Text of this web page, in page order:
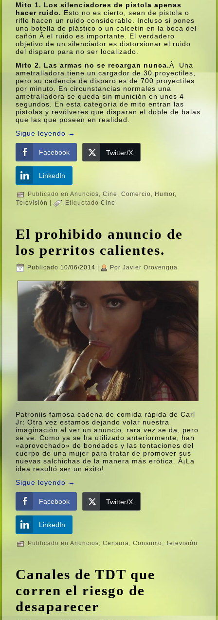
Mito 1. Los silenciadores de pistola apenas
hacer ruido. Esto no es cierto, sean de pistola o
rifle hacen un ruido considerable. Incluso si pones
una botella de plástico o un calcetí­n en la boca del
cañón Â el ruido es importante. El verdadero
objetivo de un silenciador es distorsionar el ruido
del disparo para no ser localizado.
Mito 2. Las armas no se recargan nunca.Â Una
ametralladora tiene un cargador de 30 proyectiles,
pero su cadencia de disparo es de 700 proyectiles
por minuto. En circunstancias normales una
ametralladora se queda sin munición en unos 4
segundos. En esta categorí­a de mito entran las
pistolas y revólveres que disparan el doble de balas
que las que poseen en realidad.
Sigue leyendo →
Facebook Twitter/X
LinkedIn
Publicado en Anuncios,Cine ,Comercio, Humor,
Televisión
| Etiquetado Cine
El prohibido anuncio de
los perritos calientes.
Publicado 10/06/2014 Por Javier Orovengua
Patroniis famosa cadena de comida rápida de Carl
Jr: Otra vez estamos dejando volar nuestra
imaginación al ver un anuncio, rara vez se da, pero
se ve. Como ya se ha utilizado anteriormente, han
«aprovechado» de bondades y las tentaciones del
cuerpo de una mujer para tratar de promover sus
nuevas salchichas de la manera más erótica. Â¡La
idea resultó ser un éxito!
Sigue leyendo →
Facebook Twitter/X
LinkedIn
Publicado en Anuncios,Censura,Consumo,Televisión
Canales de TDT que
corren el riesgo de
desaparecer